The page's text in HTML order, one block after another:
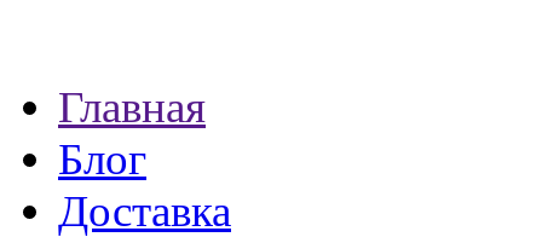
Главная
Блог
Доставка